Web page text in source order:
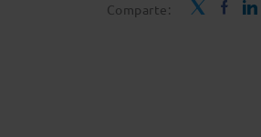
Comparte: